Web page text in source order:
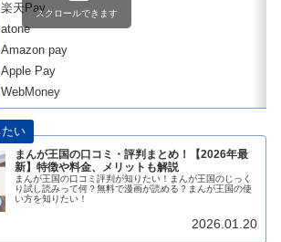
楽天Pay
atone
Amazon pay
Apple Pay
WebMoney
スクロールできます
まんが王国の口コミ・評判まとめ！【2026年最
新】特徴や料金、メリットも解説
まんが王国の口コミ評判が知りたい！まんが王国のじっく
り試し読みって何？無料で漫画が読める？まんが王国の使
い方を知りたい！
2026.01.20